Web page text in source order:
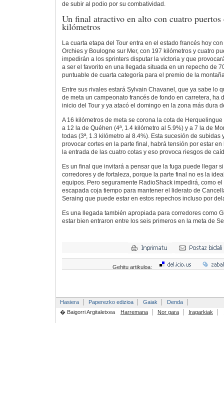
de subir al podio por su combatividad.
Un final atractivo en alto con cuatro
kilómetros
La cuarta etapa del Tour entra en el estado francés hoy
Orchies y Boulogne sur Mer, con 197 kilómetros y cuatro
impedirán a los sprinters disputar la victoria y que
a ser el favorito en una llegada situada en un repecho de
puntuable de cuarta categoría para el premio de la
Entre sus rivales estará Sylvain Chavanel, que ya sabe lo
de meta un campeonato francés de fondo en carretera, ha
inicio del Tour y ya atacó el domingo en la zona más dura
A 16 kilómetros de meta se corona la cota de Herquelingue
a 12 la de Quéhen (4ª, 1.4 kilómetro al 5.9%) y a 7 la de
todas (3ª, 1.3 kilómetro al 8.4%). Esta sucesión de subidas
provocar cortes en la parte final, habrá tensión por estar
la entrada de las cuatro cotas y eso provoca riesgos de
Es un final que invitará a pensar que la fuga puede llegar
corredores y de fortaleza, porque la parte final no es la
equipos. Pero seguramente RadioShack impedirá, como
escapada coja tiempo para mantener el liderato de
Seraing que puede estar en estos repechos incluso por
Es una llegada también apropiada para corredores como
estar bien entraron entre los seis primeros en la meta de
Gehitu artikuloa:
Hasiera Paperezko edizioa Gaiak
Denda
� Baigorri Argitaletxea
Harremana Nor gara Iragarkiak